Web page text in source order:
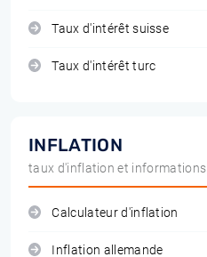
Taux d'intérêt suisse
Taux d'intérêt turc
INFLATION
taux d'inflation et informations
Calculateur d'inflation
Inflation allemande